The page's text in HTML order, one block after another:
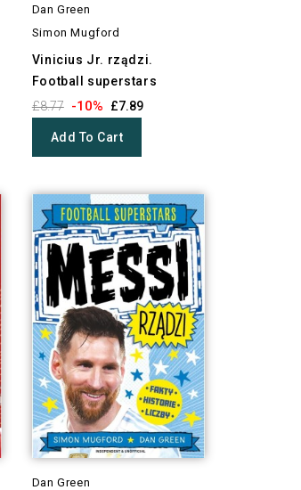
Dan Green
Simon Mugford
Vinicius Jr. rządzi.
Football superstars
£8.77 -10% £7.89
Add To Cart
Dan Green